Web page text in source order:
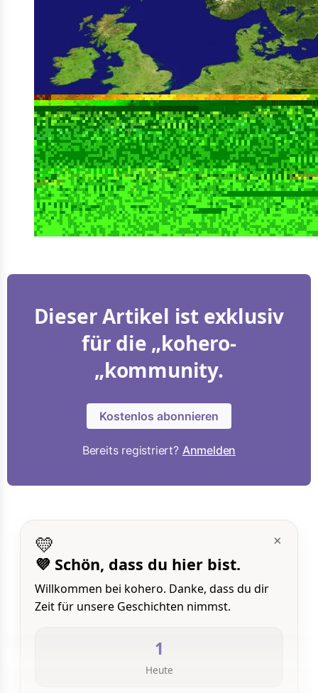
Dieser Artikel ist exklusiv
für die „kohero-
„kommunity.
Kostenlos abonnieren
Bereits registriert? Anmelden
×
💛
💜 Schön, dass du hier bist.
Willkommen bei kohero. Danke, dass du dir
Zeit für unsere Geschichten nimmst.
1
Heute